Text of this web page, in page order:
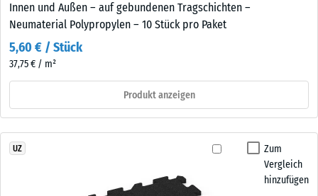
Innen und Außen – auf gebundenen Tragschichten –
Neumaterial Polypropylen – 10 Stück pro Paket
5,60 € / Stück
37,75 € / m²
Produkt anzeigen
Zum
Vergleich
hinzufügen
UZ